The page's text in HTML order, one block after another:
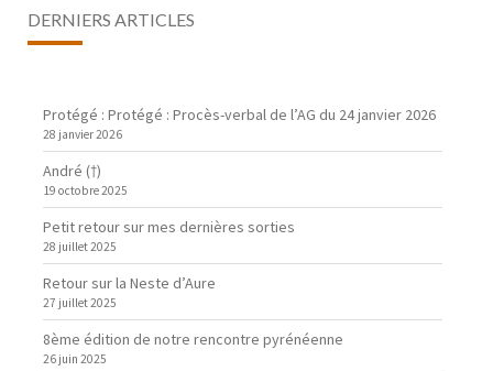
DERNIERS ARTICLES
Protégé : Protégé : Procès-verbal de l’AG du 24 janvier 2026
28 janvier 2026
André (†)
19 octobre 2025
Petit retour sur mes dernières sorties
28 juillet 2025
Retour sur la Neste d’Aure
27 juillet 2025
8ème édition de notre rencontre pyrénéenne
26 juin 2025